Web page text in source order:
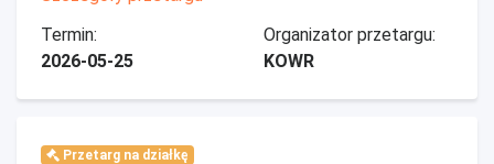
Termin:
2026-05-25
Organizator przetargu:
KOWR
Przetarg na działkę